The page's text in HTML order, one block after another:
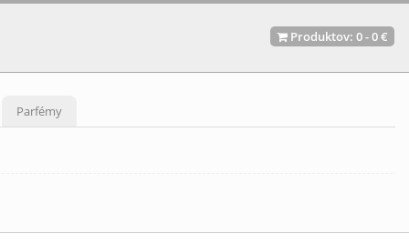
Produktov: 0-0 €
Parfémy